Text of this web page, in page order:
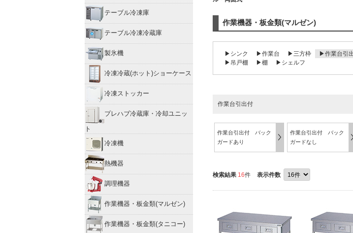
テーブル冷凍庫
テーブル冷凍冷蔵庫
製氷機
冷凍冷蔵(ホット)ショーケース
冷凍ストッカー
プレハブ冷蔵庫・冷却ユニッ
ト
冷凍機
熱機器
調理機器
作業機器・板金類(マルゼン)
作業機器・板金類(タニコー)
作業機器・板金類(マルゼン)
▶シンク ▶作業台 ▶三方枠 ▶作業台引
▶吊戸棚
▶棚 ▶シェルフ
作業台引出付
作業台引出付 バック
ガードあり
作業台引出付 バック
ガードなし
検索結果 16件 表示件数